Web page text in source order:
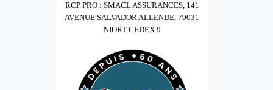
RCP PRO : SMACL ASSURANCES, 141
AVENUE SALVADOR ALLENDE, 79031
NIORT CEDEX 9